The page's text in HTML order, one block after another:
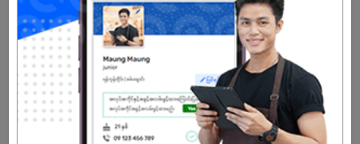
Don't have an account?
REGISTER NOW!
More Similar Jobs